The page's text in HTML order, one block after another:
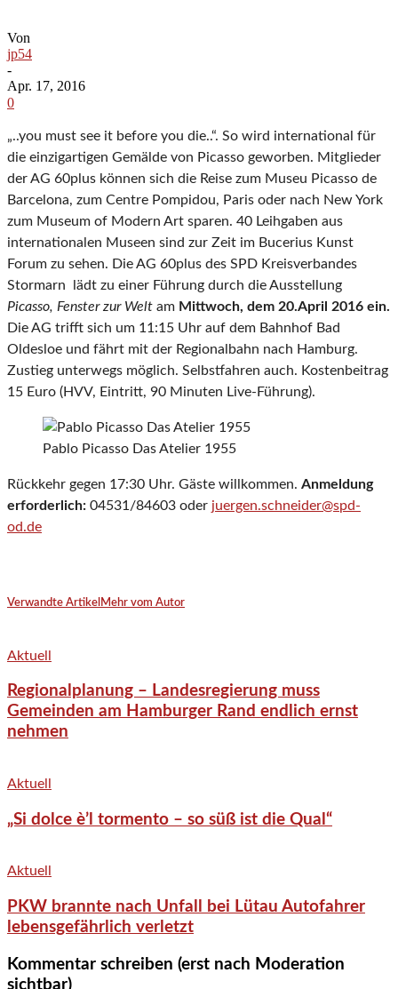
Von
jp54
-
Apr. 17, 2016
0
„..you must see it before you die..“. So wird international für
die einzigartigen Gemälde von Picasso geworben. Mitglieder
der AG 60plus können sich die Reise zum Museu Picasso de
Barcelona, zum Centre Pompidou, Paris oder nach New York
zum Museum of Modern Art sparen. 40 Leihgaben aus
internationalen Museen sind zur Zeit im Bucerius Kunst
Forum zu sehen. Die AG 60plus des SPD Kreisverbandes
Stormarn lädt zu einer Führung durch die Ausstellung
Picasso, Fenster zur Welt am Mittwoch, dem 20.April 2016 ein.
Die AG trifft sich um 11:15 Uhr auf dem Bahnhof Bad
Oldesloe und fährt mit der Regionalbahn nach Hamburg.
Zustieg unterwegs möglich. Selbstfahren auch. Kostenbeitrag
15 Euro (HVV, Eintritt, 90 Minuten Live-Führung).
Pablo Picasso Das Atelier 1955
Rückkehr gegen 17:30 Uhr. Gäste willkommen. Anmeldung
erforderlich: 04531/84603 oder juergen.schneider@spd-
od.de
Verwandte Artikel Mehr vom Autor
Aktuell
Regionalplanung – Landesregierung muss
Gemeinden am Hamburger Rand endlich ernst
nehmen
Aktuell
„Si dolce è’l tormento – so süß ist die Qual“
Aktuell
PKW brannte nach Unfall bei Lütau Autofahrer
lebensgefährlich verletzt
Kommentar schreiben (erst nach Moderation
sichtbar)